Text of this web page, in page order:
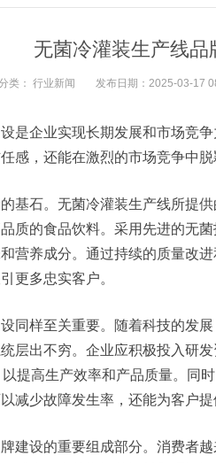
无菌冷灌装生产线品
类： 行业新闻 发布日期：2025-03-17
是企业实现长期发展和市场竞
感，还能在激烈的市场竞争中脱
基石。无菌冷灌装生产线所提
质的食品饮料。采用先进的无
营养成分。通过持续的质量改
更多忠实客户。
同样至关重要。随着科技的发
层出不穷。企业应积极投入研
提高生产效率和产品质量。同
减少故障发生率，还能为客户
建设的重要组成部分。消费者